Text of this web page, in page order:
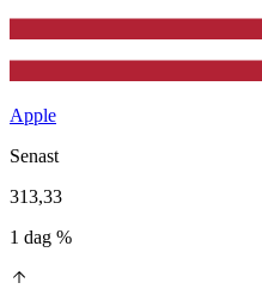
Apple
Senast
313,33
1 dag %